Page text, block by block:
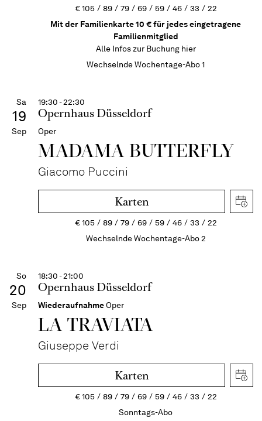
€105 89 79 69 59 46 33
22
Mit der Familienkarte 10 € für jedes eingetragene
Familienmitglied
Alle Infos zur Buchung hier
Wechselnde Wochentage-Abo 1
Sa
19
Sep
19:30 - 22:30
Opernhaus Düsseldorf
Oper
MADAMA BUTTER­FLY
Giacomo Puccini
Karten
€105 89 79 69 59 46 33
22
Wechselnde Wochentage-Abo 2
So
20
Sep
18:30 - 21:00
Opernhaus Düsseldorf
WiederaufnahmeOper
LA TRAVI­ATA
Giuseppe Verdi
Karten
€105 89 79 69 59 46 33
22
Sonntags-Abo